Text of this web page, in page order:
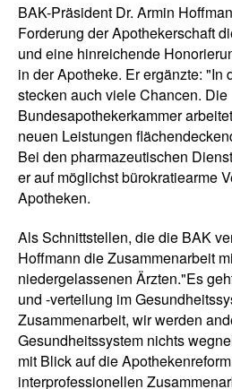
BAK-Präsident Dr. Armin
Forderung der Apothekerschaft
und eine hinreichende
in der Apotheke. Er ergänzte: "In
stecken auch viele Chancen. Die
Bundesapothekerkammer
neuen Leistungen
Bei den pharmazeutischen
er auf möglichst bürokratiearme
Apotheken.
Als Schnittstellen, die die BAK
Hoffmann die Zusammenarbeit
niedergelassenen Ärzten."Es
und -verteilung im
Zusammenarbeit, wir werden
Gesundheitssystem nichts
mit Blick auf die
interprofessionellen